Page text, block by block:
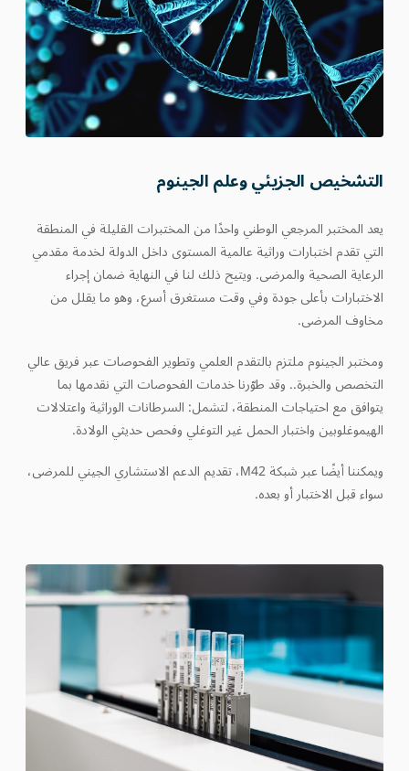
التشخيص الجزيئي وعلم الجينوم
يعد المختبر المرجعي الوطني واحدًا من المختبرات القليلة في المنطقة
التي تقدم اختبارات وراثية عالمية المستوى داخل الدولة لخدمة مقدمي
الرعاية الصحية والمرضى. ويتيح ذلك لنا في النهاية ضمان إجراء
الاختبارات بأعلى جودة وفي وقت مستغرق أسرع، وهو ما يقلل من
مخاوف المرضى.
ومختبر الجينوم ملتزم بالتقدم العلمي وتطوير الفحوصات عبر فريق عالي
التخصص والخبرة.. وقد طوّرنا خدمات الفحوصات التي نقدمها بما
يتوافق مع احتياجات المنطقة، لتشمل: السرطانات الوراثية واعتلالات
الهيموغلوبين واختبار الحمل غير التوغلي وفحص حديثي الولادة.
ويمكننا أيضًا عبر شبكة M42، تقديم الدعم الاستشاري الجيني للمرضى،
سواء قبل الاختبار أو بعده.